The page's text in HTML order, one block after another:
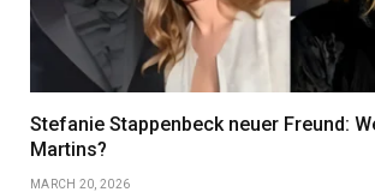
Stefanie Stappenbeck neuer Freund:
Martins?
MARCH 20, 2026